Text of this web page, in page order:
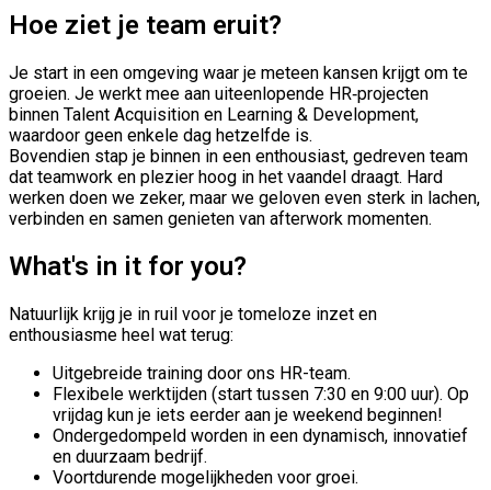
Hoe ziet je team eruit?
Je start in een omgeving waar je meteen kansen krijgt om te
groeien. Je werkt mee aan uiteenlopende HR‑projecten
binnen Talent Acquisition en Learning & Development,
waardoor geen enkele dag hetzelfde is.
Bovendien stap je binnen in een enthousiast, gedreven team
dat teamwork en plezier hoog in het vaandel draagt. Hard
werken doen we zeker, maar we geloven even sterk in lachen,
verbinden en samen genieten van afterwork momenten.
What's in it for you?
Natuurlijk krijg je in ruil voor je tomeloze inzet en
enthousiasme heel wat terug:
Uitgebreide training door ons HR-team.
Flexibele werktijden (start tussen 7:30 en 9:00 uur). Op
vrijdag kun je iets eerder aan je weekend beginnen!
Ondergedompeld worden in een dynamisch, innovatief
en duurzaam bedrijf.
Voortdurende mogelijkheden voor groei.